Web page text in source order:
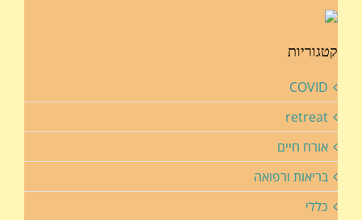
קטגוריות
COVID
retreat
אורח חיים
בריאות ורפואה
כללי